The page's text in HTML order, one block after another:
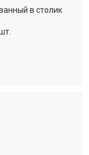
в столик